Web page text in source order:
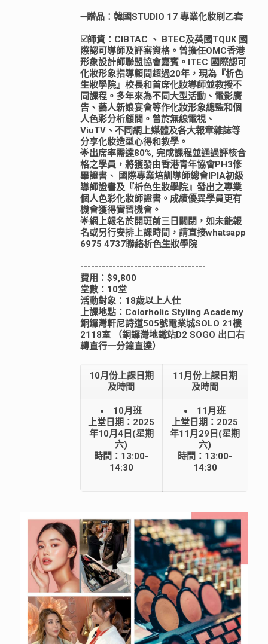
➖贈品：韓國STUDIO 17 專業化妝刷乙套
☑️師資：CIBTAC 、 BTEC及英國TQUK 國
際認可導師及評審資格。曾擔任OMC香港
形象設計師聯盟協會嘉賓。ITEC 國際認可
化妝形象指導顧問超過20年，現為『析色
生妝學院』校長和首席化妝導師並教授不
同課程。多年來為不同大型活動、電影廣
告、藝人新娘宴會等作化妝形象總監和個
人色彩分析顧問。曾於無線電視、
ViuTV、不同網上媒體及各大報章雜誌等
分享化妝造型心得和教學。
🌟出席率需達80%, 完成課程並通過評核合
格之學員，將獲發由香港青年協會PH3修
畢證書、 國際專業培訓導師總會IPIA初級
導師證書及『析色生妝學院』發出之專業
個人色彩化妝師證書。成績優異學員更有
機會獲得實習機會。
🌟網上報名於開班前三日關閉，如未能報
名或另行安排上課時間，請直接whatsapp
6975 4737聯絡析色生妝學院
-----------------------------------
費用：$9,800
堂數：10堂
活動對象：18歲以上人仕
上課地點：Colorholic Styling Academy
銅鑼灣軒尼詩道505號電業城SOLO 21樓
2118室 （銅鑼灣地鐵站D2 SOGO 出口右
轉直行一分鐘直達）
10月份上課日期
及時間
11月份上課日期
及時間
10月班
上堂日期：2025
年10月4日(星期
六)
時間：13:00-
14:30
11月班
上堂日期：2025
年11月29日(星期
六)
時間：13:00-
14:30